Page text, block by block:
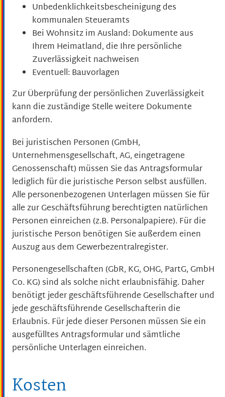
Unbedenklichkeitsbescheinigung des
kommunalen Steueramts
Bei Wohnsitz im Ausland: Dokumente aus
Ihrem Heimatland, die Ihre persönliche
Zuverlässigkeit nachweisen
Eventuell: Bauvorlagen
Zur Überprüfung der persönlichen Zuverlässigkeit
kann die zuständige Stelle weitere Dokumente
anfordern.
Bei juristischen Personen (GmbH,
Unternehmensgesellschaft, AG, eingetragene
Genossenschaft) müssen Sie das Antragsformular
lediglich für die juristische Person selbst ausfüllen.
Alle personenbezogenen Unterlagen müssen Sie für
alle zur Geschäftsführung berechtigten natürlichen
Personen einreichen (z.B. Personalpapiere). Für die
juristische Person benötigen Sie außerdem einen
Auszug aus dem Gewerbezentralregister.
Personengesellschaften (GbR, KG, OHG, PartG, GmbH
Co. KG) sind als solche nicht erlaubnisfähig. Daher
benötigt jeder geschäftsführende Gesellschafter und
jede geschäftsführende Gesellschafterin die
Erlaubnis. Für jede dieser Personen müssen Sie ein
ausgefülltes Antragsformular und sämtliche
persönliche Unterlagen einreichen.
Kosten